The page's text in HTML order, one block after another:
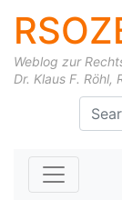
Weblog zur
Dr. Klaus F. Röhl,
Skip to content